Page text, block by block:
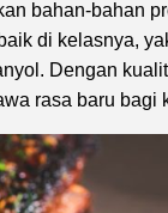
bahan-bahan
di kelasnya,
Dengan
rasa baru bagi